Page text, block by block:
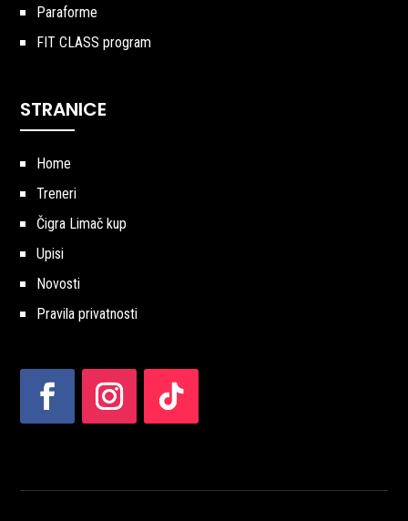
Paraforme
FIT CLASS program
STRANICE
Home
Treneri
Čigra Limač kup
Upisi
Novosti
Pravila privatnosti